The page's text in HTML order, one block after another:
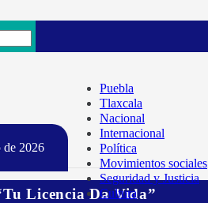
de 2026
Puebla
Tlaxcala
Nacional
Internacional
Política
Movimientos sociales
Seguridad y Justicia
Cultura
Licencia Da Vida”